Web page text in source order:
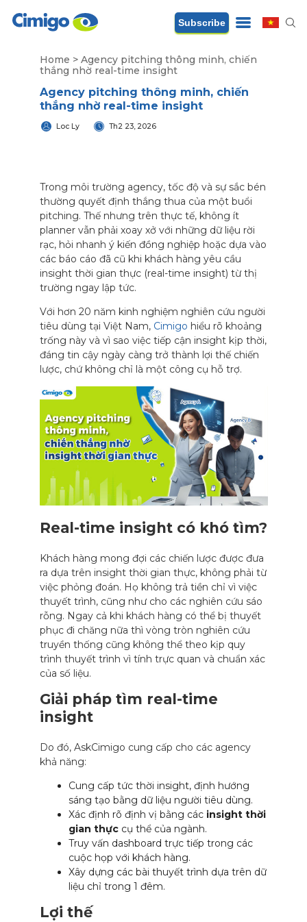
Subscribe
Home > Agency pitching thông minh, chiến
thắng nhờ real-time insight
Agency pitching thông minh, chiến
thắng nhờ real-time insight
Loc Ly Th2 23, 2026
Trong môi trường agency, tốc độ và sự sắc bén
thường quyết định thắng thua của một buổi
pitching. Thế nhưng trên thực tế, không ít
planner vẫn phải xoay xở với những dữ liệu rời
rạc, hỏi nhanh ý kiến đồng nghiệp hoặc dựa vào
các báo cáo đã cũ khi khách hàng yêu cầu
insight thời gian thực (real-time insight) từ thị
trường ngay lập tức.
Với hơn 20 năm kinh nghiệm nghiên cứu người
tiêu dùng tại Việt Nam, Cimigo hiểu rõ khoảng
trống này và vì sao việc tiếp cận insight kịp thời,
đáng tin cậy ngày càng trở thành lợi thế chiến
lược, chứ không chỉ là một công cụ hỗ trợ.
Real-time insight có khó tìm?
Khách hàng mong đợi các chiến lược được đưa
ra dựa trên insight thời gian thực, không phải từ
việc phỏng đoán. Họ không trả tiền chỉ vì việc
thuyết trình, cũng như cho các nghiên cứu sáo
rỗng. Ngay cả khi khách hàng có thể bị thuyết
phục đi chăng nữa thì vòng tròn nghiên cứu
truyền thống cũng không thể theo kịp quy
trình thuyết trình vì tính trực quan và chuẩn xác
của số liệu.
Giải pháp tìm real-time
insight
Do đó, AskCimigo cung cấp cho các agency
khả năng:
Cung cấp tức thời insight, định hướng
sáng tạo bằng dữ liệu người tiêu dùng.
Xác định rõ định vị bằng cácinsight thời
gian thựccụ thể của ngành.
Truy vấn dashboard trực tiếp trong các
cuộc họp với khách hàng.
Xây dựng các bài thuyết trình dựa trên dữ
liệu chỉ trong 1 đêm.
Lợi thế